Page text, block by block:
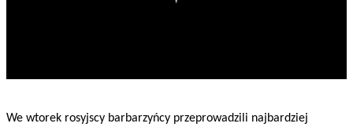
We wtorek rosyjscy barbarzyńcy przeprowadzili najbardziej